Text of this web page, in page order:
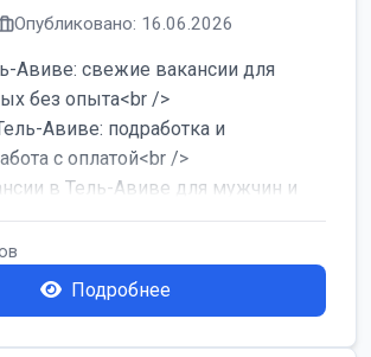
Опубликовано: 16.06.2026
Авиве: свежие вакансии для
без опыта<br />
Авиве: подработка и
с оплатой<br />
в Тель-Авиве для мужчин и
Подробнее